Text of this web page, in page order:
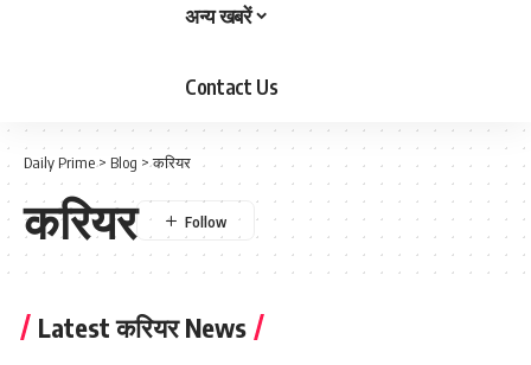
अन्य खबरें
Contact Us
Daily Prime> Blog >करियर
करियर
Latest करियर News